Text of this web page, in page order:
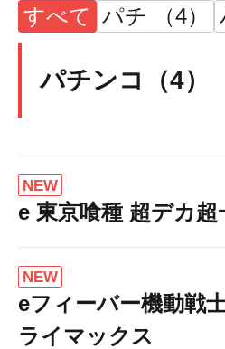
すべて パチ （4）
パチンコ（4）
NEW
e 東京喰種 超デカ超
NEW
eフィーバー機動戦
ライマックス